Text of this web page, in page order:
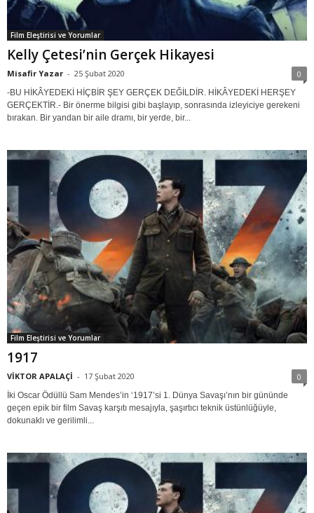
Film Eleştirisi ve Yorumlar
Kelly Çetesi’nin Gerçek Hikayesi
Misafir Yazar - 25 Şubat 2020 0
-BU HİKÂYEDEKİ HİÇBİR ŞEY GERÇEK DEĞİLDİR. HİKÂYEDEKİ HERŞEY
GERÇEKTİR.- Bir önerme bilgisi gibi başlayıp, sonrasında izleyiciye gerekeni
bırakan. Bir yandan bir aile dramı, bir yerde, bir...
Film Eleştirisi ve Yorumlar
1917
VİKTOR APALAÇİ - 17 Şubat 2020 0
İki Oscar Ödüllü Sam Mendes’in ‘1917’si 1. Dünya Savaşı’nın bir gününde
geçen epik bir film Savaş karşıtı mesajıyla, şaşırtıcı teknik üstünlüğüyle,
dokunaklı ve gerilimli...